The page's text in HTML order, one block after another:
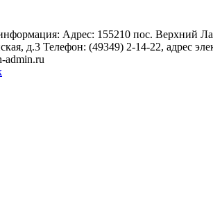
Адрес: 155210 пос. Верхний
д.3 Телефон: (49349) 2-14-22, адрес
admin.ru